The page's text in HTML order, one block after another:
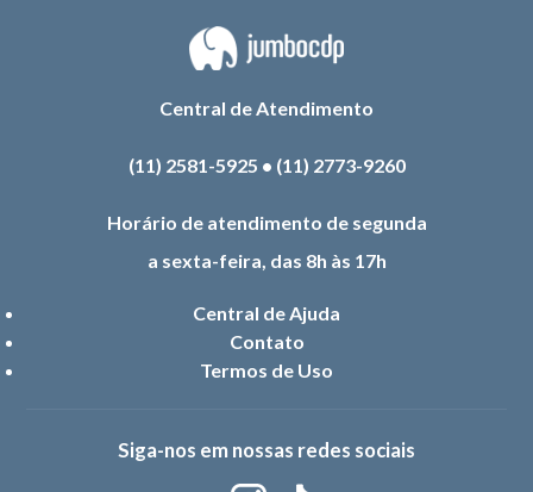
Central de Atendimento
(11) 2581-5925 • (11) 2773-9260
Horário de atendimento de segunda
a sexta-feira, das 8h às 17h
Central de Ajuda
Contato
Termos de Uso
Siga-nos em nossas redes sociais